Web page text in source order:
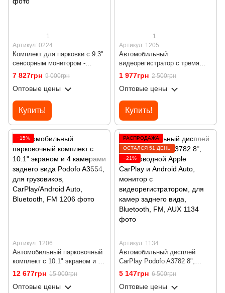
1
Артикул: 0224
Комплект для парковки с 9.3"
сенсорным монитором -
видеорегистратором и
камерой заднего вида Podofo
A3073, FullHD, CarPlay /
Android Auto
7 827грн 9 000грн
Оптовые цены
Купить!
1
Артикул: 1205
Автомобильный
видеорегистратор с тремя
камерами Podofo W8109, с
дисплеем, на лобовое стекло,
FullHD 1080P
1 977грн 2 500грн
Оптовые цены
Купить!
−15%
Артикул: 1206
Автомобильный парковочный
комплект с 10.1" экраном и 4
камерами заднего вида
Podofo A3554, для грузовиков,
CarPlay/Android Auto,
12 677грн 15 000грн
Оптовые цены
РАСПРОДАЖА
ОСТАЛСЯ 51 ДЕНЬ
−21%
Артикул: 1134
Автомобильный дисплей
CarPlay Podofo A3782 8",
беспроводной Apple CarPlay и
Android Auto, монитор с
видеорегистратором, для
5 147грн 6 500грн
Оптовые цены